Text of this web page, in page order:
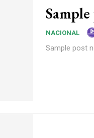
NACIONAL
Sample post